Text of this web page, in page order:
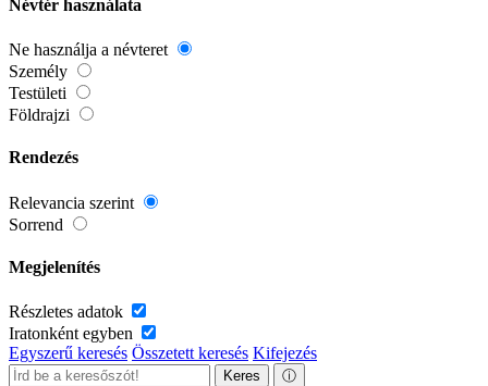
Névtér használata
Ne használja a névteret
Személy
Testületi
Földrajzi
Rendezés
Relevancia szerint
Sorrend
Megjelenítés
Részletes adatok
Iratonként egyben
Egyszerű keresés Összetett keresés Kifejezés
Keres ⓘ